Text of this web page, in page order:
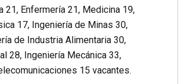
21, Enfermería 21, Medicina 19,
17, Ingeniería de Minas 30,
de Industria Alimentaria 30,
28, Ingeniería Mecánica 33,
15 vacantes.